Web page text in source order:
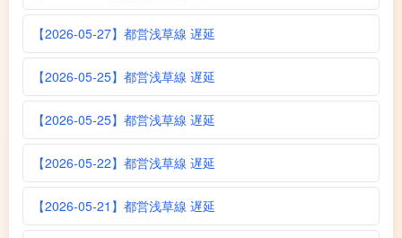
【2026-05-27】都営浅草線 遅延
【2026-05-25】都営浅草線 遅延
【2026-05-25】都営浅草線 遅延
【2026-05-22】都営浅草線 遅延
【2026-05-21】都営浅草線 遅延